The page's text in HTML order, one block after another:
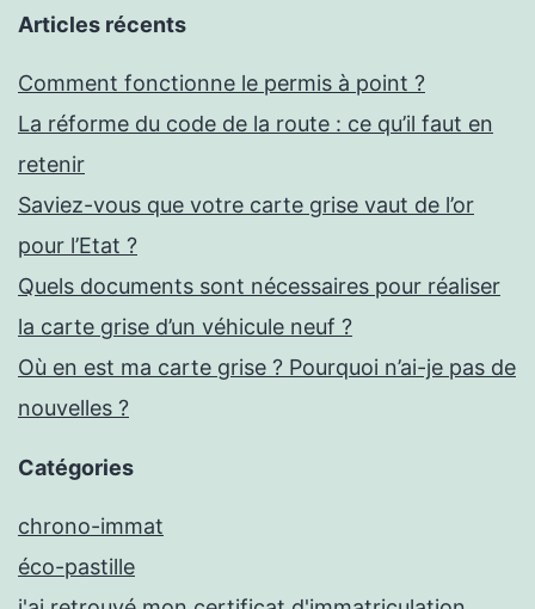
Articles récents
Comment fonctionne le permis à point ?
La réforme du code de la route : ce qu’il faut en
retenir
Saviez-vous que votre carte grise vaut de l’or
pour l’Etat ?
Quels documents sont nécessaires pour réaliser
la carte grise d’un véhicule neuf ?
Où en est ma carte grise ? Pourquoi n’ai-je pas de
nouvelles ?
Catégories
chrono-immat
éco-pastille